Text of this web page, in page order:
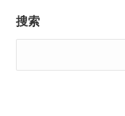
搜索